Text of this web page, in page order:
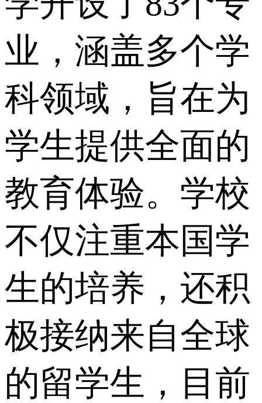
业，涵盖多个学
科领域，旨在为
学生提供全面的
教育体验。学校
不仅注重本国学
生的培养，还积
极接纳来自全球
的留学生，目前